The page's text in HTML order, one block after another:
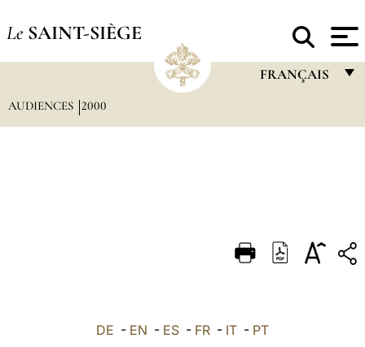
Le SAINT-SIÈGE
FRANÇAIS
DEUTSCH
العربيّة
AUDIENCES 2000
DE - EN - ES - FR - IT - PT